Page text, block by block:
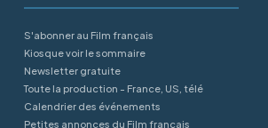
S'abonner au Film français
Kiosque voir le sommaire
Newsletter gratuite
Toute la production - France, US, télé
Calendrier des événements
Petites annonces du Film français